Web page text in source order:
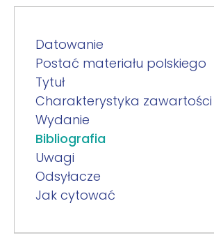
Datowanie
Postać materiału polskiego
Tytuł
Charakterystyka zawartości
Wydanie
Bibliografia
Uwagi
Odsyłacze
Jak cytować